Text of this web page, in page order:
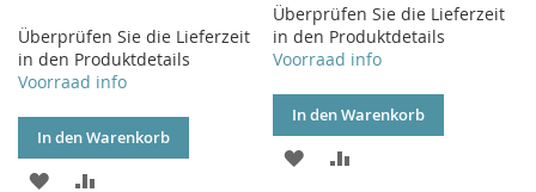
Überprüfen Sie die Lieferzeit
in den Produktdetails
Voorraad info
In den Warenkorb
ZUR
Überprüfen Sie die Lieferzeit
in den Produktdetails
Voorraad info
In den Warenkorb
ZUR